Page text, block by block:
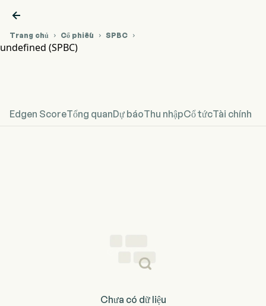

Trang chủ  Cổ phiếu  SPBC 
undefined (SPBC)
Edgen ScoreTổng quanDự báoThu nhậpCổ tứcTài chính
Chưa có dữ liệu